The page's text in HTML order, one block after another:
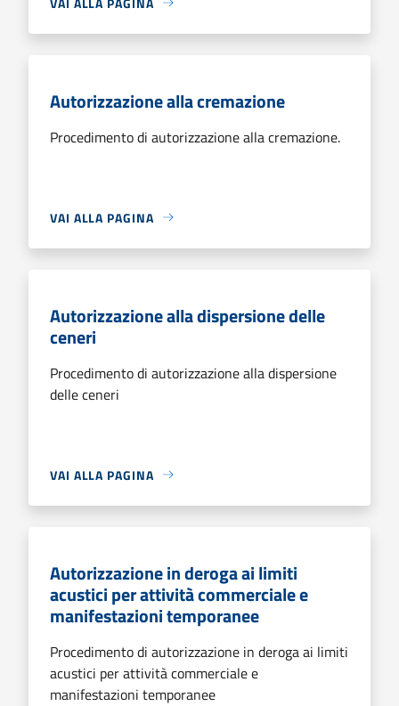
Autorizzazione alla cremazione
Procedimento di autorizzazione alla cremazione.
VAI ALLA PAGINA
Autorizzazione alla dispersione delle
ceneri
Procedimento di autorizzazione alla dispersione
delle ceneri
VAI ALLA PAGINA
Autorizzazione in deroga ai limiti
acustici per attività commerciale e
manifestazioni temporanee
Procedimento di autorizzazione in deroga ai limiti
acustici per attività commerciale e
manifestazioni temporanee